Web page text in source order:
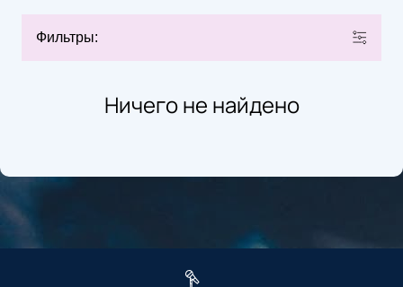
Фильтры:
Ничего не найдено